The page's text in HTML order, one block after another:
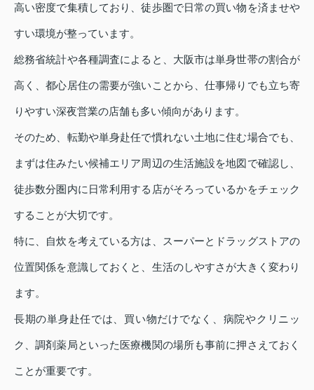
高い密度で集積しており、徒歩圏で日常の買い物を済ませや
すい環境が整っています。
総務省統計や各種調査によると、大阪市は単身世帯の割合が
高く、都心居住の需要が強いことから、仕事帰りでも立ち寄
りやすい深夜営業の店舗も多い傾向があります。
そのため、転勤や単身赴任で慣れない土地に住む場合でも、
まずは住みたい候補エリア周辺の生活施設を地図で確認し、
徒歩数分圏内に日常利用する店がそろっているかをチェック
することが大切です。
特に、自炊を考えている方は、スーパーとドラッグストアの
位置関係を意識しておくと、生活のしやすさが大きく変わり
ます。
長期の単身赴任では、買い物だけでなく、病院やクリニッ
ク、調剤薬局といった医療機関の場所も事前に押さえておく
ことが重要です。